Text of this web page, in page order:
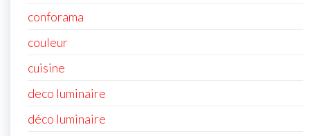
conforama
couleur
cuisine
deco luminaire
déco luminaire